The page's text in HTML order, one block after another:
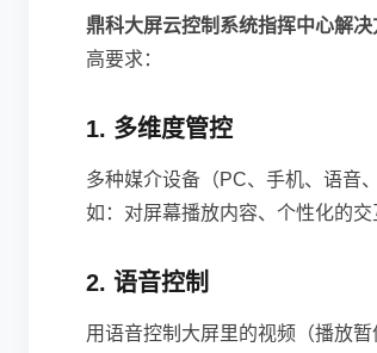
鼎科大屏云控制系统指挥中心解决
高要求：
1. 多维度管控
多种媒介设备（PC、手机、语音
如：对屏幕播放内容、个性化的
2. 语音控制
用语音控制大屏里的视频（播放